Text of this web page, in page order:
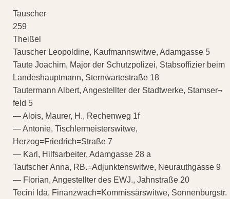
Tauscher
259
Theißel
Tauscher Leopoldine, Kaufmannswitwe, Adamgasse 5
Taute Joachim, Major der Schutzpolizei, Stabsoffizier beim
Landeshauptmann, Sternwartestraße 18
Tautermann Albert, Angestellter der Stadtwerke, Stamser¬
feld 5
— Alois, Maurer, H., Rechenweg 1f
— Antonie, Tischlermeisterswitwe,
Herzog=Friedrich=Straße 7
— Karl, Hilfsarbeiter, Adamgasse 28 a
Tautscher Anna, RB.=Adjunktenswitwe, Neurauthgasse 9
— Florian, Angestellter des EWJ., Jahnstraße 20
Tecini Ida, Finanzwach=Kommissärswitwe, Sonnenburgstr.